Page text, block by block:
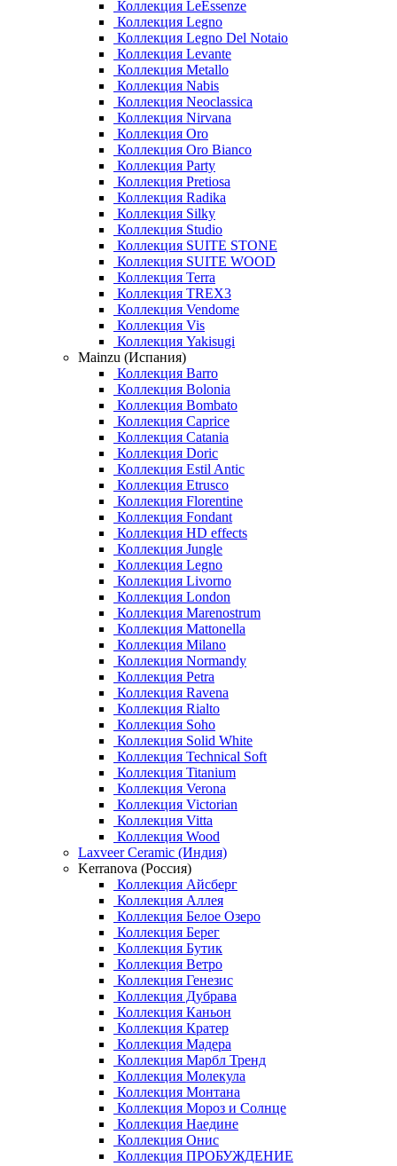
Коллекция LeEssenze
Коллекция Legno
Коллекция Legno Del Notaio
Коллекция Levante
Коллекция Metallo
Коллекция Nabis
Коллекция Neoclassica
Коллекция Nirvana
Коллекция Oro
Коллекция Oro Bianco
Коллекция Party
Коллекция Pretiosa
Коллекция Radika
Коллекция Silky
Коллекция Studio
Коллекция SUITE STONE
Коллекция SUITE WOOD
Коллекция Terra
Коллекция TREX3
Коллекция Vendome
Коллекция Vis
Коллекция Yakisugi
Mainzu (Испания)
Коллекция Barro
Коллекция Bolonia
Коллекция Bombato
Коллекция Caprice
Коллекция Catania
Коллекция Doric
Коллекция Estil Antic
Коллекция Etrusco
Коллекция Florentine
Коллекция Fondant
Коллекция HD effects
Коллекция Jungle
Коллекция Legno
Коллекция Livorno
Коллекция London
Коллекция Marenostrum
Коллекция Mattonella
Коллекция Milano
Коллекция Normandy
Коллекция Petra
Коллекция Ravena
Коллекция Rialto
Коллекция Soho
Коллекция Solid White
Коллекция Technical Soft
Коллекция Titanium
Коллекция Verona
Коллекция Victorian
Коллекция Vitta
Коллекция Wood
Laxveer Ceramic (Индия)
Kerranova (Россия)
Коллекция Айсберг
Коллекция Аллея
Коллекция Белое Озеро
Коллекция Берег
Коллекция Бутик
Коллекция Ветро
Коллекция Генезис
Коллекция Дубрава
Коллекция Каньон
Коллекция Кратер
Коллекция Мадера
Коллекция Марбл Тренд
Коллекция Молекула
Коллекция Монтана
Коллекция Мороз и Солнце
Коллекция Наедине
Коллекция Онис
Коллекция ПРОБУЖДЕНИЕ